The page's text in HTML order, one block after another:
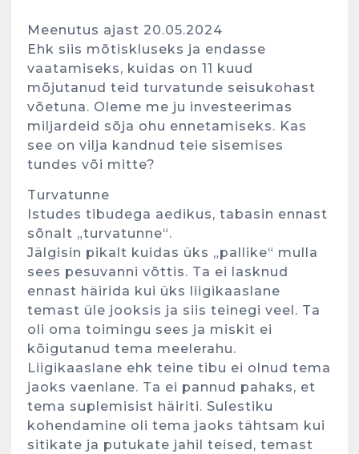
Meenutus ajast 20.05.2024
Ehk siis mõtiskluseks ja endasse
vaatamiseks, kuidas on 11 kuud
mõjutanud teid turvatunde seisukohast
võetuna. Oleme me ju investeerimas
miljardeid sõja ohu ennetamiseks. Kas
see on vilja kandnud teie sisemises
tundes või mitte?
Turvatunne
Istudes tibudega aedikus, tabasin ennast
sõnalt „turvatunne“.
Jälgisin pikalt kuidas üks „pallike“ mulla
sees pesuvanni võttis. Ta ei lasknud
ennast häirida kui üks liigikaaslane
temast üle jooksis ja siis teinegi veel. Ta
oli oma toimingu sees ja miskit ei
kõigutanud tema meelerahu.
Liigikaaslane ehk teine tibu ei olnud tema
jaoks vaenlane. Ta ei pannud pahaks, et
tema suplemisist häiriti. Sulestiku
kohendamine oli tema jaoks tähtsam kui
sitikate ja putukate jahil teised, temast